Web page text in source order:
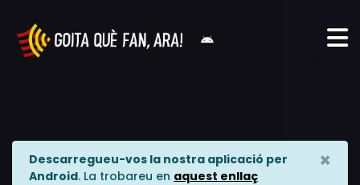
Descarregueu-vos la nostra aplicació per
Android. La trobareu en aquest enllaç
×